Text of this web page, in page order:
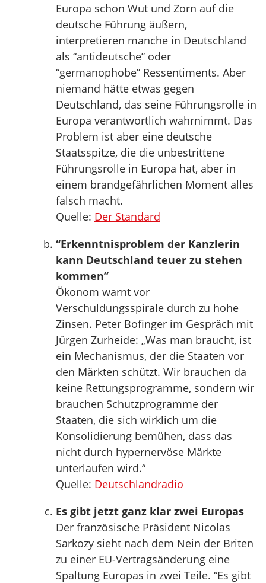
Europa schon Wut und Zorn auf die
deutsche Führung äußern,
interpretieren manche in Deutschland
als “antideutsche” oder
“germanophobe” Ressentiments. Aber
niemand hätte etwas gegen
Deutschland, das seine Führungsrolle in
Europa verantwortlich wahrnimmt. Das
Problem ist aber eine deutsche
Staatsspitze, die die unbestrittene
Führungsrolle in Europa hat, aber in
einem brandgefährlichen Moment alles
falsch macht.
Quelle: Der Standard
“Erkenntnisproblem der Kanzlerin
kann Deutschland teuer zu stehen
kommen”
Ökonom warnt vor
Verschuldungsspirale durch zu hohe
Zinsen. Peter Bofinger im Gespräch mit
Jürgen Zurheide: „Was man braucht, ist
ein Mechanismus, der die Staaten vor
den Märkten schützt. Wir brauchen da
keine Rettungsprogramme, sondern wir
brauchen Schutzprogramme der
Staaten, die sich wirklich um die
Konsolidierung bemühen, dass das
nicht durch hypernervöse Märkte
unterlaufen wird.“
Quelle: Deutschlandradio
Es gibt jetzt ganz klar zwei Europas
Der französische Präsident Nicolas
Sarkozy sieht nach dem Nein der Briten
zu einer EU-Vertragsänderung eine
Spaltung Europas in zwei Teile. “Es gibt